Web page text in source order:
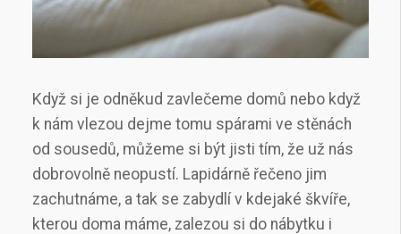
Když si je odněkud zavlečeme domů nebo když
k nám vlezou dejme tomu spárami ve stěnách
od sousedů, můžeme si být jisti tím, že už nás
dobrovolně neopustí. Lapidárně řečeno jim
zachutnáme, a tak se zabydlí v kdejaké škvíře,
kterou doma máme, zalezou si do nábytku i